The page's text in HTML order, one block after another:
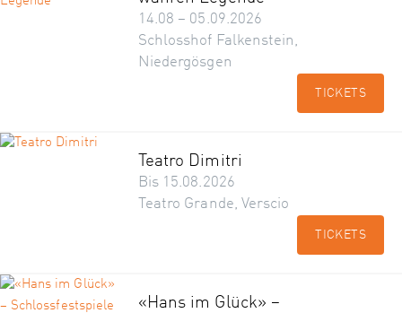
14.08 – 05.09.2026
Schlosshof Falkenstein,
Niedergösgen
TICKETS
Teatro Dimitri
Bis 15.08.2026
Teatro Grande, Verscio
TICKETS
«Hans im Glück» –